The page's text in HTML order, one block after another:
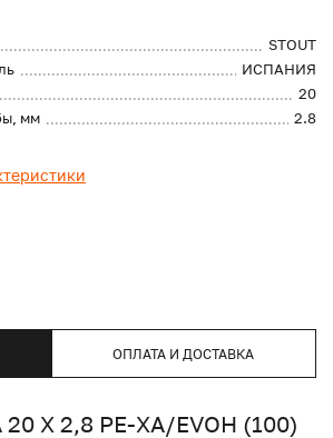
STOUT
ИСПАНИЯ
20
мм
2.8
ОПЛАТА И ДОСТАВКА
Х 2,8 PE-XA/EVOH (100)